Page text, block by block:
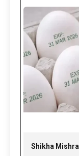
Shikha Mishra